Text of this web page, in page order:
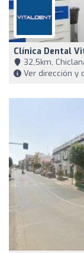
Clínica Dental
32,5km,
Ver dirección y